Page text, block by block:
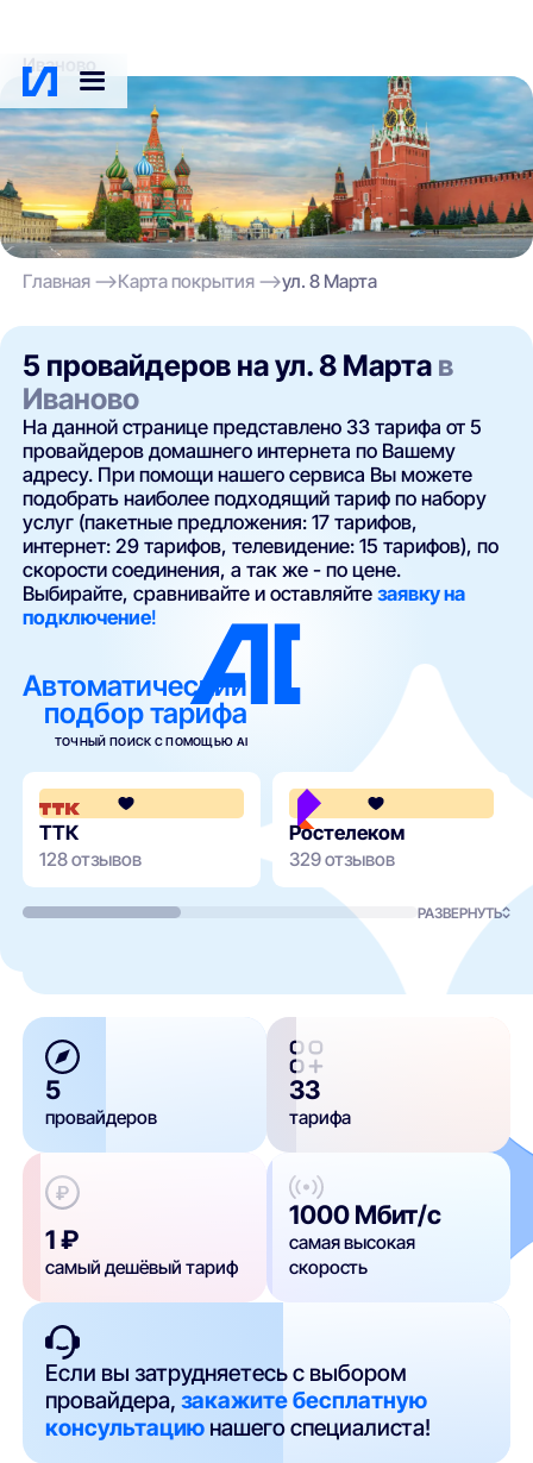
Иваново
Главная Карта покрытия ул. 8 Марта
5 провайдеров на ул. 8 Марта в
Иваново
На данной странице представлено 33 тарифа от 5
провайдеров домашнего интернета по Вашему
адресу. При помощи нашего сервиса Вы можете
подобрать наиболее подходящий тариф по набору
услуг (пакетные предложения: 17 тарифов,
интернет: 29 тарифов, телевидение: 15 тарифов), по
скорости соединения, а так же - по цене.
Выбирайте, сравнивайте и оставляйтезаявку на
подключение!
Автоматический
подбор тарифа
ТОЧНЫЙ ПОИСК С ПОМОЩЬЮ AI
4.2
ТТК
128 отзывов
Ростелеком
329 отзывов
РАЗВЕРНУТЬ
5
провайдеров
33
тарифа
1 ₽
самый дешёвый тариф
1000 Мбит/с
самая высокая
скорость
Если вы затрудняетесь с выбором
провайдера,закажите бесплатную
консультацию нашего специалиста!